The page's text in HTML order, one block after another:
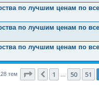
по лучшим ценам по
по лучшим ценам по
по лучшим ценам по
тем Страница 52из 126
Пред.
1 50 51